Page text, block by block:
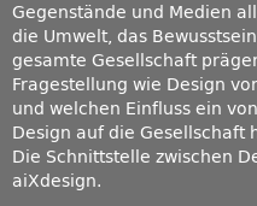
Gegenstände und Medien
die Umwelt, das
gesamte Gesellschaft
Fragestellung wie Design
und welchen Einfluss ein
Design auf die Gesellschaft
Die Schnittstelle zwischen
aiXdesign.